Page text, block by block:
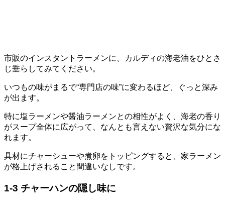
市販のインスタントラーメンに、カルディの海老油をひとさ
じ垂らしてみてください。
いつもの味がまるで“専門店の味”に変わるほど、ぐっと深み
が出ます。
特に塩ラーメンや醤油ラーメンとの相性がよく、海老の香り
がスープ全体に広がって、なんとも言えない贅沢な気分にな
れます。
具材にチャーシューや煮卵をトッピングすると、家ラーメン
が格上げされること間違いなしです。
1-3 チャーハンの隠し味に